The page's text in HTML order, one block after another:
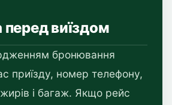
перед виїздом
бронювання
приїзду, номер телефону,
і багаж. Якщо рейс